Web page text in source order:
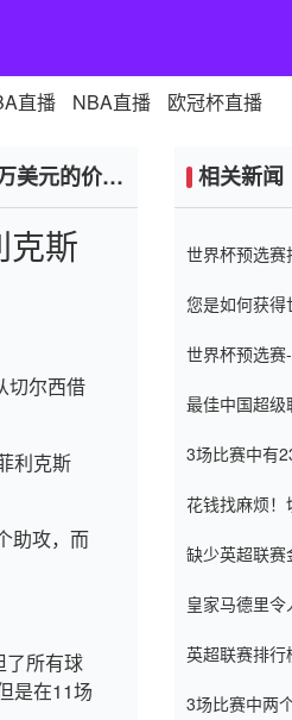
直播 NBA直播 欧冠杯直播
美元的价格
克斯
切尔西借
利克斯
助攻，而
了所有球
是在11场
相关新闻
世界杯预选
您是如何获
世界杯预选赛
最佳中国超级
（Taishan）
3场比赛中有
花钱找麻烦
窗口
缺少英超联
皇家马德里
英超联赛排行
3场比赛中两